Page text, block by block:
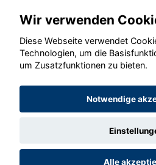
© konjunkturmotor.de
Wir verwenden
Diese Webseite verwendet
Technologien, um die
um Zusatzfunktionen zu bieten.
Notwendige
Alle